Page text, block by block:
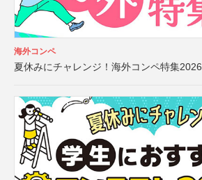
海外コンペ
夏休みにチャレンジ！海外コンペ特集2026